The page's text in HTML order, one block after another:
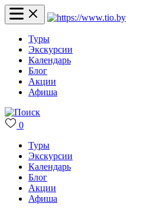
Туры
Экскурсии
Календарь
Блог
Акции
Афиша
0
Туры
Экскурсии
Календарь
Блог
Акции
Афиша